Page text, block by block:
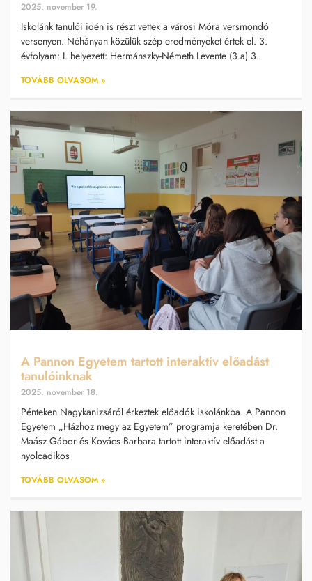
2025. november 19.
Iskolánk tanulói idén is részt vettek a városi Móra versmondó
versenyen. Néhányan közülük szép eredményeket értek el. 3.
évfolyam: I. helyezett: Hermánszky-Németh Levente (3.a) 3.
TOVÁBB OLVASOM »
A Pannon Egyetem tartott interaktív előadást
tanulóinknak
2025. november 18.
Pénteken Nagykanizsáról érkeztek előadók iskolánkba. A Pannon
Egyetem „Házhoz megy az Egyetem” programja keretében Dr.
Maász Gábor és Kovács Barbara tartott interaktív előadást a
nyolcadikos
TOVÁBB OLVASOM »